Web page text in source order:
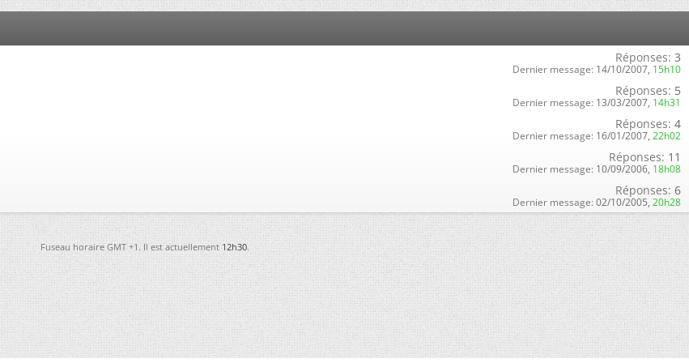
Réponses: 3
Dernier message: 14/10/2007, 15h10
Réponses: 5
Dernier message: 13/03/2007, 14h31
Réponses: 4
Dernier message: 16/01/2007, 22h02
Réponses: 11
Dernier message: 10/09/2006, 18h08
Réponses: 6
Dernier message: 02/10/2005, 20h28
Fuseau horaire GMT +1. Il est actuellement12h30.